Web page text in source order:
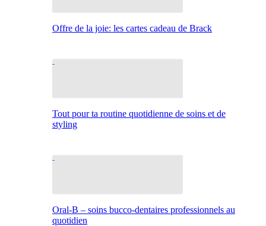
Offre de la joie: les cartes cadeau de Brack
Tout pour ta routine quotidienne de soins et de
styling
Oral-B – soins bucco-dentaires professionnels au
quotidien